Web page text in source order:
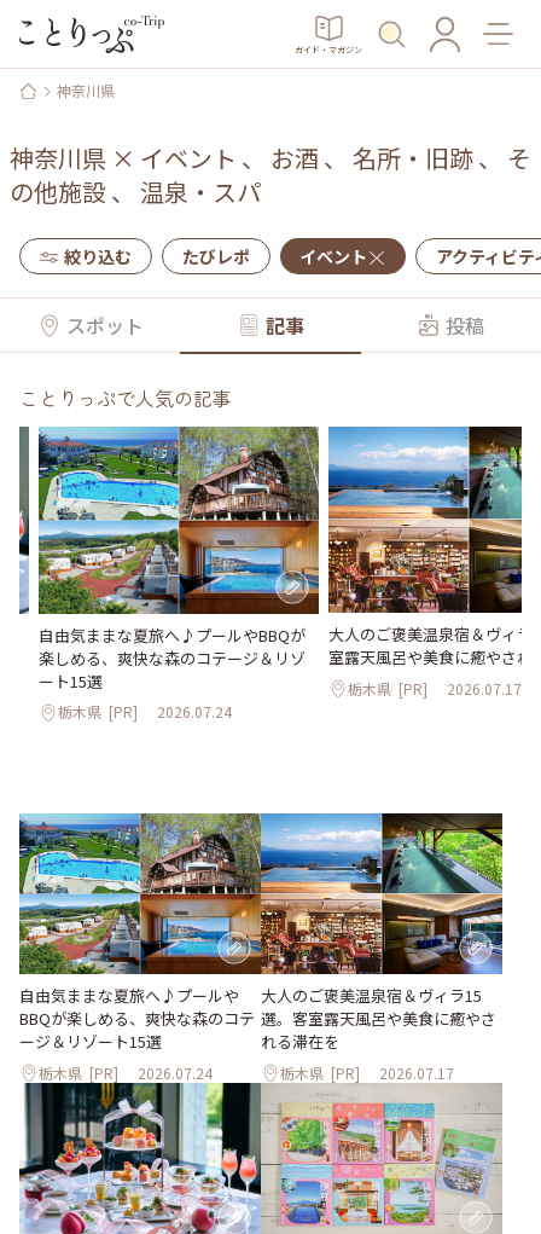
ガイド・マガジン
神奈川県
神奈川県 × イベント 、 お酒 、 名所・旧跡、 そ
の他施設、 温泉・スパ
絞り込む たびレポ イベント アクティビテ
スポット 記事 投稿
ことりっぷで人気の記事
自由気ままな夏旅へ♪プールやBBQが
楽しめる、爽快な森のコテージ＆リゾ
ート15選
栃木県 [PR] 2026.07.24
大人のご褒美温泉宿＆ヴィラ
室露天風呂や美食に癒やされ
栃木県 [PR] 2026.07.17
自由気ままな夏旅へ♪プールや
BBQが楽しめる、爽快な森のコテ
ージ＆リゾート15選
栃木県 [PR] 2026.07.24
大人のご褒美温泉宿＆ヴィラ15
選。客室露天風呂や美食に癒やさ
れる滞在を
栃木県 [PR] 2026.07.17